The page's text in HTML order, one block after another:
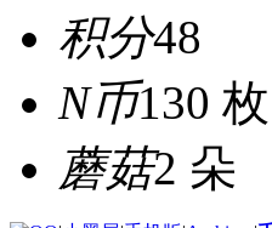
积分48
N币130 枚
蘑菇2 朵